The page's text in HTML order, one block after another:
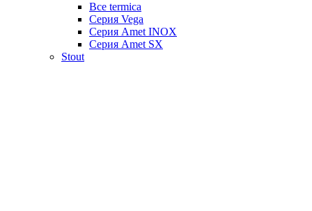
Все termica
Серия Vega
Серия Amet INOX
Серия Amet SX
Stout